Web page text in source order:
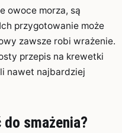
owoce morza, są
przygotowanie może
zawsze robi wrażenie.
przepis na krewetki
nawet najbardziej
smażenia?